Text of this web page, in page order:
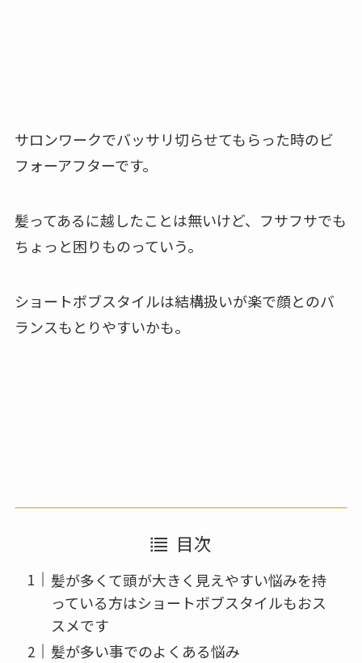
サロンワークでバッサリ切らせてもらった時のビ
フォーアフターです。
髪ってあるに越したことは無いけど、フサフサでも
ちょっと困りものっていう。
ショートボブスタイルは結構扱いが楽で顔とのバ
ランスもとりやすいかも。
目次
髪が多くて頭が大きく見えやすい悩みを持
っている方はショートボブスタイルもおス
スメです
髪が多い事でのよくある悩み